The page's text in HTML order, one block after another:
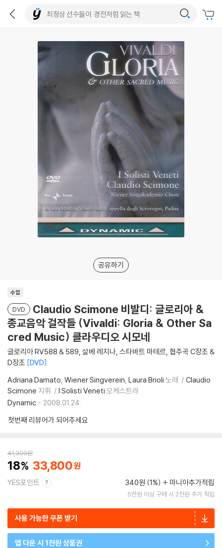
공유하기
수입
DVD
Claudio Scimone 비발디: 글로리아 &
종교음악 걸작들 (Vivaldi: Gloria & Other Sa
cred Music) 클라우디오 시모네
글로리아 RV588 & 589, 살베 레지나, 스타바트 마테르, 협주곡 C장조 &
D장조 DVD
Adriana Damato Wiener Singverein Laura Brioli 노래
Claudio
Scimone 지휘 I Solisti Veneti 오케스트라
Dynamic
2008.01.24.
첫번째 리뷰어가 되어주세요
41,300원
18 33,800
YES포인트 340원 (1%) 마니아추가적립
5만원 이상 구매 시 2천원 추가 적립
사용 가능한 쿠폰 받기
앱 다운 시 1천원 상품권